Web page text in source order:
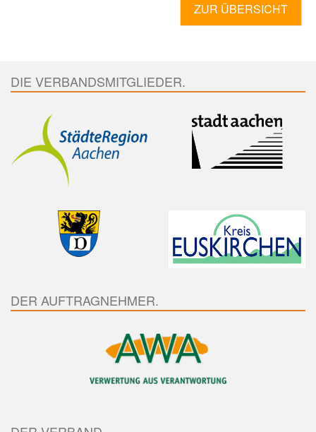
ZUR ÜBERSICHT
DIE VERBANDSMITGLIEDER.
DER AUFTRAGNEHMER.